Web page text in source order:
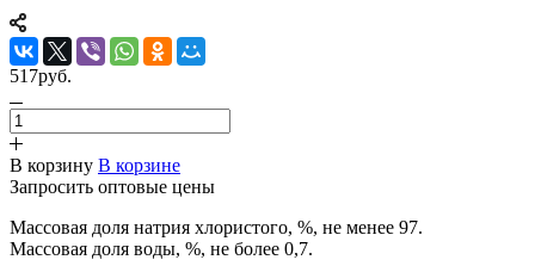
517руб.
В корзину В корзине
Запросить оптовые цены
Массовая доля натрия хлористого, %, не менее 97.
Массовая доля воды, %, не более 0,7.